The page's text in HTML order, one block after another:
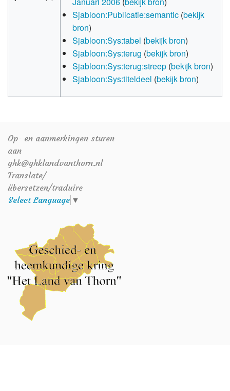
Sjabloon:Publicatie:semantic (bekijk
bron)
Sjabloon:Sys:tabel (bekijk bron)
Sjabloon:Sys:terug (bekijk bron)
Sjabloon:Sys:terug:streep (bekijk bron)
Sjabloon:Sys:titeldeel (bekijk bron)
Op- en aanmerkingen sturen
aan
ghk@ghklandvanthorn.nl
Translate/
übersetzen/traduire
Select Language ▼